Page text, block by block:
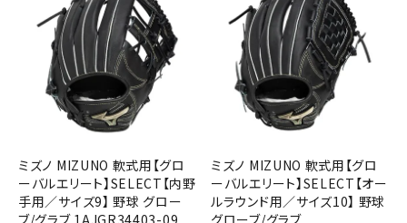
ミズノ MIZUNO 軟式用【グロ
ーバルエリート】SELECT【内野
手用／サイズ9】 野球 グロー
ブ/グラブ 1AJGR34403-09
ミズノ MIZUNO 軟式用【グロ
ーバルエリート】SELECT【オー
ルラウンド用／サイズ10】 野球
グローブ/グラブ